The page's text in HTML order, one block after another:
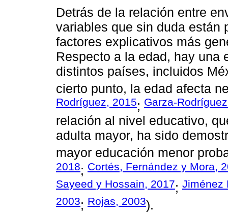
Detrás de la relación entre
variables que sin duda están
factores explicativos más
Respecto a la edad, hay una
distintos países, incluidos
cierto punto, la edad afecta
Rodríguez, 2015; Garza-
relación al nivel educativo,
adulta mayor, ha sido
mayor educación menor
2018; Cortés, Fernández y Mora,
Sayeed y Hossain, 2017; Jiménez
2003; Rojas, 2003).